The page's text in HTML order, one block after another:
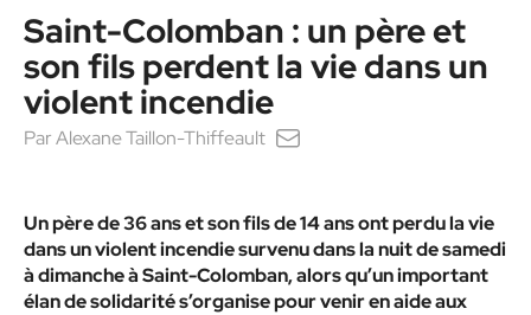
Saint-Colomban : un père et
son fils perdent la vie dans un
violent incendie
ParAlexane Taillon-Thiffeault
Un père de 36 ans et son fils de 14 ans ont perdu la vie
dans un violent incendie survenu dans la nuit de samedi
à dimanche à Saint-Colomban, alors qu’un important
élan de solidarité s’organise pour venir en aide aux